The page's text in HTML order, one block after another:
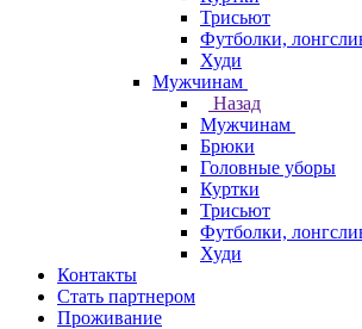
Трисьют
Футболки,
Худи
Мужчинам
Назад
Мужчинам
Брюки
Головные уборы
Куртки
Трисьют
Футболки,
Худи
Контакты
Стать партнером
Проживание